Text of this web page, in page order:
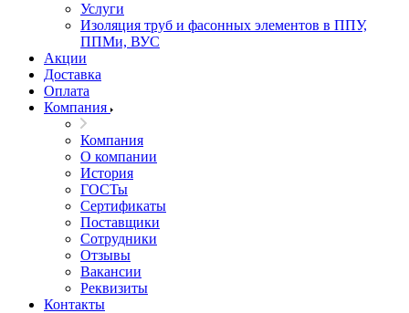
Услуги
Изоляция труб и фасонных элементов в ППУ,
ППМи, ВУС
Акции
Доставка
Оплата
Компания
Компания
О компании
История
ГОСТы
Сертификаты
Поставщики
Сотрудники
Отзывы
Вакансии
Реквизиты
Контакты